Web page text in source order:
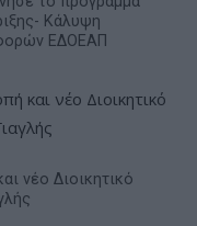
Κάλυψη
ΕΔΟΕΑΠ
νέο Διοικητικό